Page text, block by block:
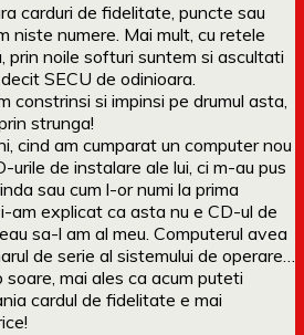
carduri de fidelitate, puncte sau
niste numere. Mai mult, cu retele
prin noile softuri suntem si ascultati
SECU de odinioara.
constrinsi si impinsi pe drumul asta,
strunga!
cind am cumparat un computer nou
urile de instalare ale lui, ci m-au pus
sau cum l-or numi la prima
am explicat ca asta nu e CD-ul de
sa-l am al meu. Computerul avea
de serie al sistemului de operare…
soare, mai ales ca acum puteti
cardul de fidelitate e mai